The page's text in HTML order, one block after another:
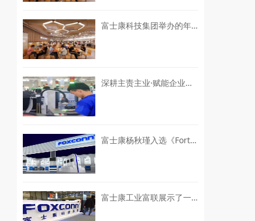
富士康科技集团举办的年度科技盛会
深耕主责主业·赋能企业发展 | 园区召开2026 年中“三委”委员工作交流会
富士康杨秋瑾入选《Fortune》全球最具影响力商界女性
富士康工业富联展示了一系列“灯塔工厂”的建设成就